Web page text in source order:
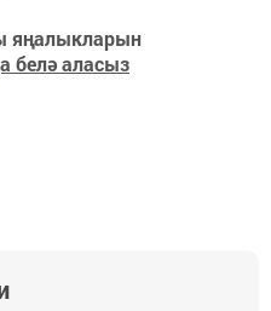
яңалыкларын
белә аласыз